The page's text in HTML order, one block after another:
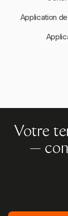
Application
Votre
—